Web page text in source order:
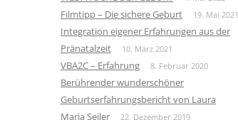
Filmtipp – Die sichere Geburt 19. Mai 2021
Integration eigener Erfahrungen aus der
Pränatalzeit
10. März 2021
VBA2C – Erfahrung 8. Februar 2020
Berührender wunderschöner
Geburtserfahrungsbericht von Laura
Maria Seiler
22. Dezember 2019